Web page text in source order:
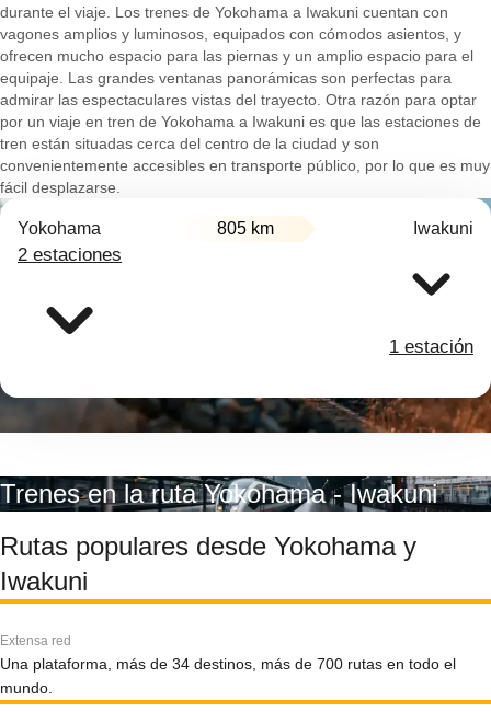
durante el viaje. Los trenes de Yokohama a Iwakuni cuentan con
vagones amplios y luminosos, equipados con cómodos asientos, y
ofrecen mucho espacio para las piernas y un amplio espacio para el
equipaje. Las grandes ventanas panorámicas son perfectas para
admirar las espectaculares vistas del trayecto. Otra razón para optar
por un viaje en tren de Yokohama a Iwakuni es que las estaciones de
tren están situadas cerca del centro de la ciudad y son
convenientemente accesibles en transporte público, por lo que es muy
fácil desplazarse.
Yokohama 805 km Iwakuni
2 estaciones
1 estación
Trenes en la ruta Yokohama - Iwakuni
Rutas populares desde Yokohama y
Iwakuni
Extensa red
Una plataforma, más de 34 destinos, más de 700 rutas en todo el
mundo.